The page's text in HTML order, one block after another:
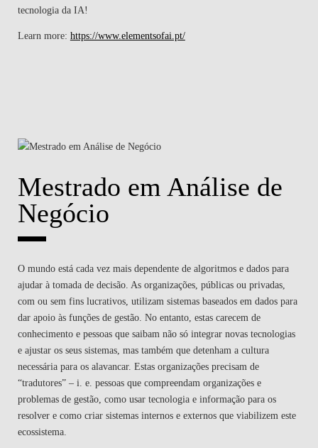
tecnologia da IA!
Learn more: https://www.elementsofai.pt/
Mestrado em Análise de
Negócio
O mundo está cada vez mais dependente de algoritmos e dados para
ajudar à tomada de decisão. As organizações, públicas ou privadas,
com ou sem fins lucrativos, utilizam sistemas baseados em dados para
dar apoio às funções de gestão. No entanto, estas carecem de
conhecimento e pessoas que saibam não só integrar novas tecnologias
e ajustar os seus sistemas, mas também que detenham a cultura
necessária para os alavancar. Estas organizações precisam de
“tradutores” – i. e. pessoas que compreendam organizações e
problemas de gestão, como usar tecnologia e informação para os
resolver e como criar sistemas internos e externos que viabilizem este
ecossistema.